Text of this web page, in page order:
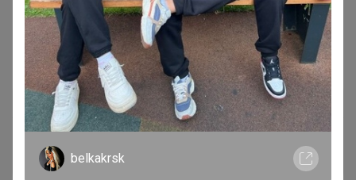
1
Леденцы в банке «Ешь пиво», вкус: пиво,
100 г (18+)
133,3р Орг. 26,66р
Доставка ~ 7 дней с момента включения в
счет
После 14 августа 2026 г.
belkakrsk